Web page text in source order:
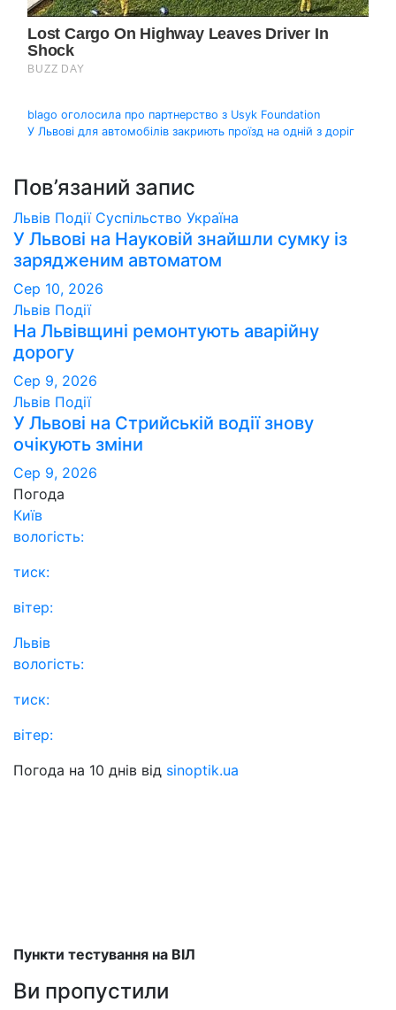
Навігація
blago оголосила про партнерство з Usyk Foundation
У Львові для автомобілів закриють проїзд на одній з доріг
Пов’язаний запис
Львів Події Суспільство Україна
У Львові на Науковій знайшли сумку із
зарядженим автоматом
Сер 10, 2026
Львів Події
На Львівщині ремонтують аварійну
дорогу
Сер 9, 2026
Львів Події
У Львові на Стрийській водії знову
очікують зміни
Сер 9, 2026
Погода
Київ
вологість:
тиск:
вітер:
Львів
вологість:
тиск:
вітер:
Погода на 10 днів від sinoptik.ua
Пункти тестування на ВІЛ
Ви пропустили